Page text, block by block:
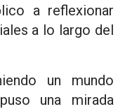
a reflexionar
a lo largo del
un mundo
una mirada